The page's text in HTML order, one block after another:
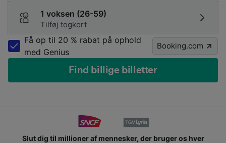
1 voksen (26-59)
Tilføj togkort
Få op til 20 % rabat på ophold
med Genius
Booking.com
Find billige billetter
Slut dig til millioner af mennesker, der bruger os hver